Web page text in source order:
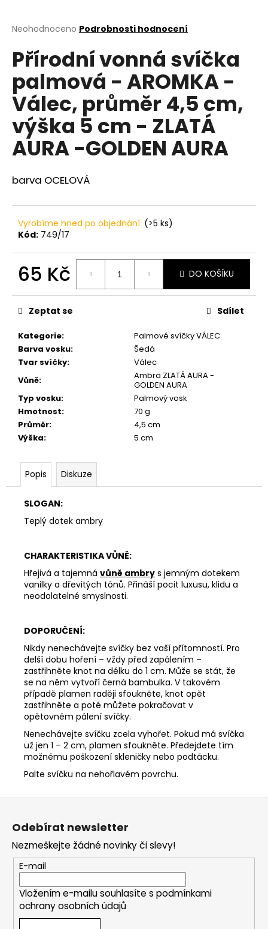
Průměrné
produktu
je
5
hvězdiček.
Neohodnoceno Podrobnosti hodnocení
Přírodní vonná svíčka
palmová - AROMKA -
Válec, průměr 4,5 cm,
výška 5 cm - ZLATÁ
AURA -GOLDEN AURA
barva OCELOVÁ
Vyrobíme hned po objednání (>5 ks)
Kód: 749/17
65 Kč
cena:
DO KOŠÍKU
Kategorie:
Palmové svíčky VÁLEC
Barva vosku:
Šedá
Tvar svíčky:
Válec
Vůně:
Ambra ZLATÁ AURA -
GOLDEN AURA
Typ vosku:
Palmový vosk
Hmotnost:
70 g
Průměr:
4,5 cm
Výška: 5 cm
Zeptat se Sdílet
Popis Diskuze
SLOGAN:
Teplý dotek ambry
CHARAKTERISTIKA VŮNĚ:
Hřejivá a tajemná vůně ambry s jemným dotekem
vanilky a dřevitých tónů. Přináší pocit luxusu, klidu a
neodolatelné smyslnosti.
DOPORUČENÍ:
Nikdy nenechávejte svíčky bez vaší přítomností. Pro
delší dobu hoření – vždy před zapálením –
zastřihněte knot na délku do 1 cm. Může se stát, že
se na něm vytvoří černá bambulka. V takovém
případě plamen raději sfoukněte, knot opět
zastřihněte a poté můžete pokračovat v
opětovném pálení svíčky.
Nenechávejte svíčku zcela vyhořet. Pokud má svíčka
už jen 1 – 2 cm, plamen sfoukněte. Předejdete tím
možnému poškození skleničky nebo podtácku.
Palte svíčku na nehořlavém povrchu.
j
t
?
HLEDAT
o
p
o
u
j
e
e
VONNÁ
SVÍČKA
SÓJOVÁ
AROMKA
SET
KS
ČAJOVÝCH
SVÍČEK
PLECHU
BEZ
162
Kč
Z
Odebírat newsletter
Nezmeškejte žádné novinky či slevy!
E-mail
Vložením e-mailu souhlasíte s podmínkami
ochrany osobních údajů